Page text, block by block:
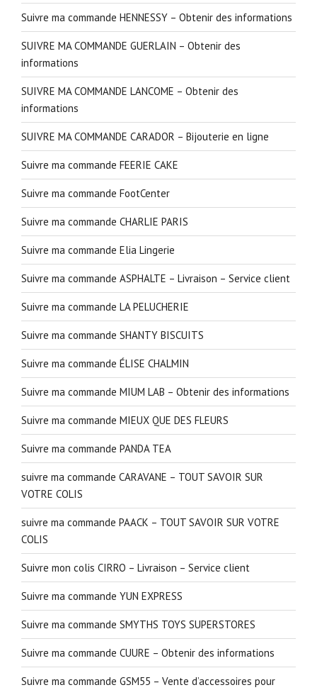
Suivre ma commande HENNESSY – Obtenir des informations
SUIVRE MA COMMANDE GUERLAIN – Obtenir des
informations
SUIVRE MA COMMANDE LANCOME – Obtenir des
informations
SUIVRE MA COMMANDE CARADOR – Bijouterie en ligne
Suivre ma commande FEERIE CAKE
Suivre ma commande FootCenter
Suivre ma commande CHARLIE PARIS
Suivre ma commande Elia Lingerie
Suivre ma commande ASPHALTE – Livraison – Service client
Suivre ma commande LA PELUCHERIE
Suivre ma commande SHANTY BISCUITS
Suivre ma commande ÉLISE CHALMIN
Suivre ma commande MIUM LAB – Obtenir des informations
Suivre ma commande MIEUX QUE DES FLEURS
Suivre ma commande PANDA TEA
suivre ma commande CARAVANE – TOUT SAVOIR SUR
VOTRE COLIS
suivre ma commande PAACK – TOUT SAVOIR SUR VOTRE
COLIS
Suivre mon colis CIRRO – Livraison – Service client
Suivre ma commande YUN EXPRESS
Suivre ma commande SMYTHS TOYS SUPERSTORES
Suivre ma commande CUURE – Obtenir des informations
Suivre ma commande GSM55 – Vente d’accessoires pour